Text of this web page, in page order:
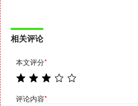
相关评论
本文评分*
评论内容*